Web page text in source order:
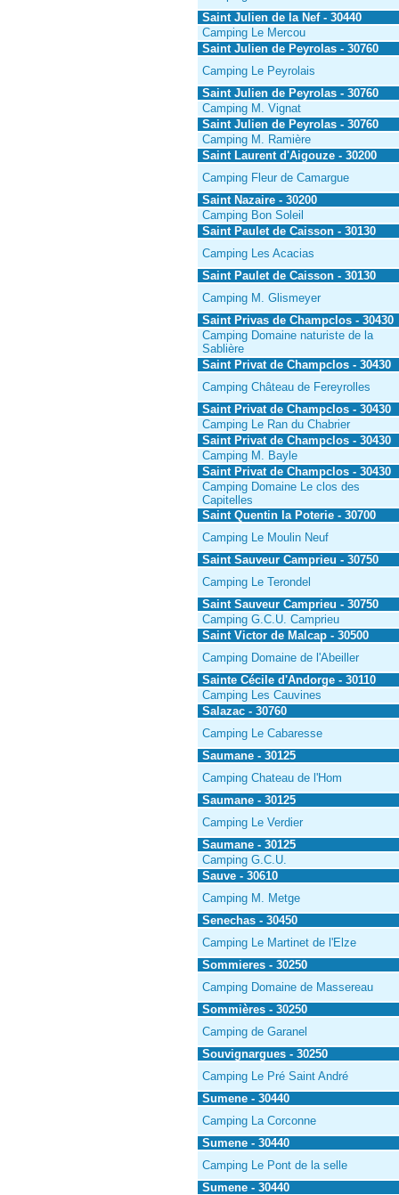
Saint Julien de la Nef - 30440
Camping Le Mercou
Saint Julien de Peyrolas - 30760
Camping Le Peyrolais
Saint Julien de Peyrolas - 30760
Camping M. Vignat
Saint Julien de Peyrolas - 30760
Camping M. Ramière
Saint Laurent d'Aigouze - 30200
Camping Fleur de Camargue
Saint Nazaire - 30200
Camping Bon Soleil
Saint Paulet de Caisson - 30130
Camping Les Acacias
Saint Paulet de Caisson - 30130
Camping M. Glismeyer
Saint Privas de Champclos - 30430
Camping Domaine naturiste de la
Sablière
Saint Privat de Champclos - 30430
Camping Château de Fereyrolles
Saint Privat de Champclos - 30430
Camping Le Ran du Chabrier
Saint Privat de Champclos - 30430
Camping M. Bayle
Saint Privat de Champclos - 30430
Camping Domaine Le clos des
Capitelles
Saint Quentin la Poterie - 30700
Camping Le Moulin Neuf
Saint Sauveur Camprieu - 30750
Camping Le Terondel
Saint Sauveur Camprieu - 30750
Camping G.C.U. Camprieu
Saint Victor de Malcap - 30500
Camping Domaine de l'Abeiller
Sainte Cécile d'Andorge - 30110
Camping Les Cauvines
Salazac - 30760
Camping Le Cabaresse
Saumane - 30125
Camping Chateau de l'Hom
Saumane - 30125
Camping Le Verdier
Saumane - 30125
Camping G.C.U.
Sauve - 30610
Camping M. Metge
Senechas - 30450
Camping Le Martinet de l'Elze
Sommieres - 30250
Camping Domaine de Massereau
Sommières - 30250
Camping de Garanel
Souvignargues - 30250
Camping Le Pré Saint André
Sumene - 30440
Camping La Corconne
Sumene - 30440
Camping Le Pont de la selle
Sumene - 30440